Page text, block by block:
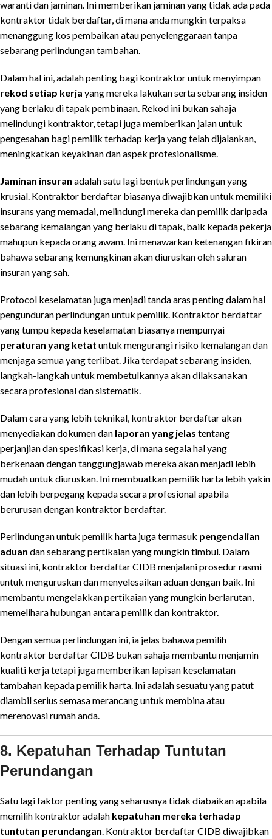
waranti dan jaminan. Ini memberikan jaminan yang tidak ada pada
kontraktor tidak berdaftar, di mana anda mungkin terpaksa
menanggung kos pembaikan atau penyelenggaraan tanpa
sebarang perlindungan tambahan.
Dalam hal ini, adalah penting bagi kontraktor untuk menyimpan
rekod setiap kerja yang mereka lakukan serta sebarang insiden
yang berlaku di tapak pembinaan. Rekod ini bukan sahaja
melindungi kontraktor, tetapi juga memberikan jalan untuk
pengesahan bagi pemilik terhadap kerja yang telah dijalankan,
meningkatkan keyakinan dan aspek profesionalisme.
Jaminan insuran adalah satu lagi bentuk perlindungan yang
krusial. Kontraktor berdaftar biasanya diwajibkan untuk memiliki
insurans yang memadai, melindungi mereka dan pemilik daripada
sebarang kemalangan yang berlaku di tapak, baik kepada pekerja
mahupun kepada orang awam. Ini menawarkan ketenangan fikiran
bahawa sebarang kemungkinan akan diuruskan oleh saluran
insuran yang sah.
Protocol keselamatan juga menjadi tanda aras penting dalam hal
pengunduran perlindungan untuk pemilik. Kontraktor berdaftar
yang tumpu kepada keselamatan biasanya mempunyai
peraturan yang ketat untuk mengurangi risiko kemalangan dan
menjaga semua yang terlibat. Jika terdapat sebarang insiden,
langkah-langkah untuk membetulkannya akan dilaksanakan
secara profesional dan sistematik.
Dalam cara yang lebih teknikal, kontraktor berdaftar akan
menyediakan dokumen dan laporan yang jelas tentang
perjanjian dan spesifikasi kerja, di mana segala hal yang
berkenaan dengan tanggungjawab mereka akan menjadi lebih
mudah untuk diuruskan. Ini membuatkan pemilik harta lebih yakin
dan lebih berpegang kepada secara profesional apabila
berurusan dengan kontraktor berdaftar.
Perlindungan untuk pemilik harta juga termasuk pengendalian
aduan dan sebarang pertikaian yang mungkin timbul. Dalam
situasi ini, kontraktor berdaftar CIDB menjalani prosedur rasmi
untuk menguruskan dan menyelesaikan aduan dengan baik. Ini
membantu mengelakkan pertikaian yang mungkin berlarutan,
memelihara hubungan antara pemilik dan kontraktor.
Dengan semua perlindungan ini, ia jelas bahawa pemilih
kontraktor berdaftar CIDB bukan sahaja membantu menjamin
kualiti kerja tetapi juga memberikan lapisan keselamatan
tambahan kepada pemilik harta. Ini adalah sesuatu yang patut
diambil serius semasa merancang untuk membina atau
merenovasi rumah anda.
8. Kepatuhan Terhadap Tuntutan
Perundangan
Satu lagi faktor penting yang seharusnya tidak diabaikan apabila
memilih kontraktor adalah kepatuhan mereka terhadap
tuntutan perundangan . Kontraktor berdaftar CIDB diwajibkan